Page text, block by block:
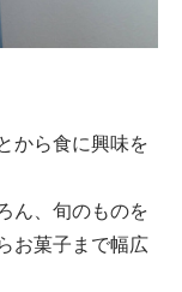
から食に興味を
ん、旬のものを
お菓子まで幅広